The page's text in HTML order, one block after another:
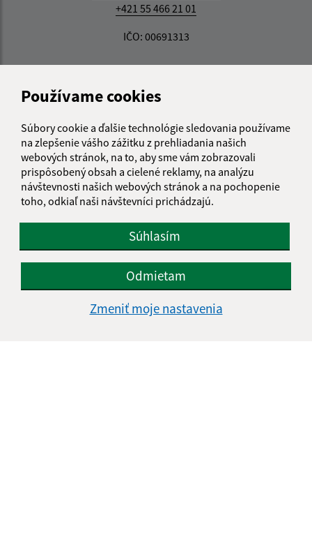
Používame cookies
Súbory cookie a ďalšie technológie sledovania používame
na zlepšenie vášho zážitku z prehliadania našich
webových stránok, na to, aby sme vám zobrazovali
prispôsobený obsah a cielené reklamy, na analýzu
návštevnosti našich webových stránok a na pochopenie
toho, odkiaľ naši návštevníci prichádzajú.
Súhlasím
Odmietam
Zmeniť moje nastavenia
+421 55 466 21 01
IČO: 00691313